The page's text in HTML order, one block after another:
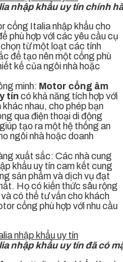
nhập khẩu uy tín chính
cổng Italia nhập khẩu cho
phù hợp với các yêu cầu cụ
từ một loạt các tính
để tạo nên một cổng phù
kế của ngôi nhà hoặc
minh: Motor cổng âm
tín có khả năng tích hợp với
nhau, cho phép bạn
qua điện thoại di động
tạo ra một hệ thống an
ngôi nhà hoặc doanh
xuất sắc: Các nhà cung
khẩu uy tín cam kết cung
sản phẩm và dịch vụ đạt
Họ có kiến thức sâu rộng
có thể tư vấn cho khách
cổng phù hợp với nhu cầu
nhập khẩu uy tín đã có